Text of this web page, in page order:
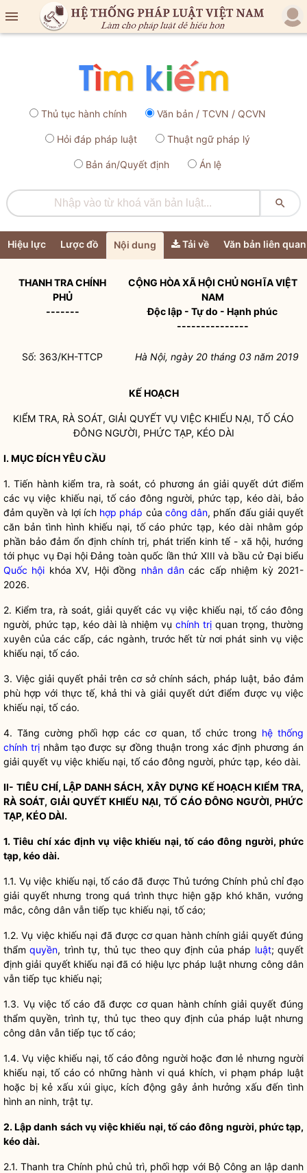

Thủ tục hành chính Văn bản / TCVN / QCVN
Hỏi đáp pháp luật Thuật ngữ pháp lý
Bản án/Quyết định Án lệ

Hiệu lực Lược đồ Nội dung Tải về Văn bản liên quan
THANH TRA CHÍNH
PHỦ
-------
CỘNG HÒA XÃ HỘI CHỦ NGHĨA VIỆT
NAM
Độc lập - Tự do - Hạnh phúc
---------------
Số: 363/KH-TTCP Hà Nội, ngày 20tháng 03năm 2019
KẾ HOẠCH
KIỂM TRA, RÀ SOÁT, GIẢI QUYẾT VỤ VIỆC KHIẾU NẠI, TỐ CÁO
ĐÔNG NGƯỜI, PHỨC TẠP, KÉO DÀI
I. MỤC ĐÍCH YÊU CẦU
1. Tiến hành kiểm tra, rà soát, có phương án giải quyết dứt điểm
các vụ việc khiếu nại, tố cáo đông người, phức tạp, kéo dài, bảo
đảm quyền và lợi ích hợp pháp của công dân, phấn đấu giải quyết
căn bản tình hình khiếu nại, tố cáo phức tạp, kéo dài nhằm góp
phần bảo đảm ổn định chính trị, phát triển kinh tế - xã hội, hướng
tới phục vụ Đại hội Đảng toàn quốc lần thứ XIII và bầu cử Đại biểu
Quốc hội khóa XV, Hội đồng nhân dâncác cấp nhiệm kỳ 2021-
2026.
2. Kiểm tra, rà soát, giải quyết các vụ việc khiếu nại, tố cáo đông
người, phức tạp, kéo dài là nhiệm vụ chính trị quan trọng, thường
xuyên của các cấp, các ngành, trước hết từ nơi phát sinh vụ việc
khiếu nại, tố cáo.
3. Việc giải quyết phải trên cơ sở chính sách, pháp luật, bảo đảm
phù hợp với thực tế, khả thi và giải quyết dứt điểm được vụ việc
khiếu nại, tố cáo.
4. Tăng cường phối hợp các cơ quan, tổ chức trong hệ thống
chính trịnhằm tạo được sự đồng thuận trong xác định phương án
giải quyết vụ việc khiếu nại, tố cáo đông người, phức tạp, kéo dài.
II- TIÊU CHÍ, LẬP DANH SÁCH, XÂY DỰNG KẾ HOẠCH KIỂM TRA,
RÀ SOÁT, GIẢI QUYẾT KHIẾU NẠI, TỐ CÁO ĐÔNG NGƯỜI, PHỨC
TẠP, KÉO DÀI.
1. Tiêu chí xác định vụ việc khiếu nại, tố cáo đông người, phức
tạp, kéo dài.
1.1. Vụ việc khiếu nại, tố cáo đã được Thủ tướng Chính phủ chỉ đạo
giải quyết nhưng trong quá trình thực hiện gặp khó khăn, vướng
mắc, công dân vẫn tiếp tục khiếu nại, tố cáo;
1.2. Vụ việc khiếu nại đã được cơ quan hành chính giải quyết đúng
thẩmquyền, trình tự, thủ tục theo quy định của pháp luật; quyết
định giải quyết khiếu nại đã có hiệu lực pháp luậtnhưng công dân
vẫn tiếp tục khiếu nại;
1.3. Vụ việc tố cáo đã được cơ quan hành chính giải quyết đúng
thẩmquyền, trình tự, thủ tục theo quy định của pháp luậtnhưng
công dân vẫn tiếp tục tố cáo;
1.4. Vụ việc khiếu nại, tố cáo đông người hoặc đơn lẻ nhưng người
khiếu nại, tố cáo có những hành vi quá khích, vi phạm pháp luật
hoặc bị kẻ xấu xúi giục, kích động gây ảnh hưởng xấu đến tình
hình an ninh, trật tự.
2. Lập danh sách vụ việc khiếu nại, tố cáo đông người, phức tạp,
kéo dài.
2.1. Thanh tra Chính phủ chủ trì, phối hợp với Bộ Công an lập danh